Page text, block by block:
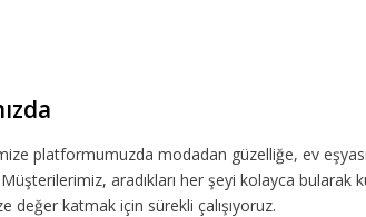
platformumuzda modadan güzelliğe, ev
aradıkları her şeyi kolayca bularak
değer katmak için sürekli çalışıyoruz.